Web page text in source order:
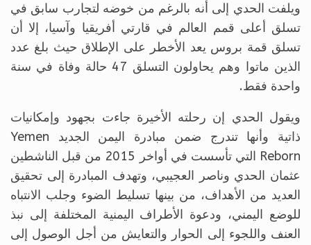
ويلفت الحدي إلى أنه بالرغم من خوضه لتجارب سابق في
تسلق أعلى قمم العالم في قارتي أفريقيا وآسيا، إلا أن
تسلق قمة بروس يعد الأخطر على الإطلاق حيث بلغ عدد
الذين ماتوا وهم يحاولون التسلق 47 حالة وفاة في سنة
واحدة فقط.
ويقول الحدي إن رحلته الأخيرة جاءت بجهود وإمكانيات
ذاتية وأنها تندرج ضمن مبادرة اليمن الجديد Yemen
Reborn التي تأسست في أواخر 2015 من قبل الناشطين
عثمان الحدي وناصر العجيبي، وتهدف المبادرة إلى تحقيق
العديد من الأهداف، من بينها تسليط الضوء وجلب الانتباه
للوضع اليمني، ودعوة الأطراف اليمنية المختلفة إلى نبذ
العنف واللجوء إلى الحوار والتعايش من أجل الوصول إلى